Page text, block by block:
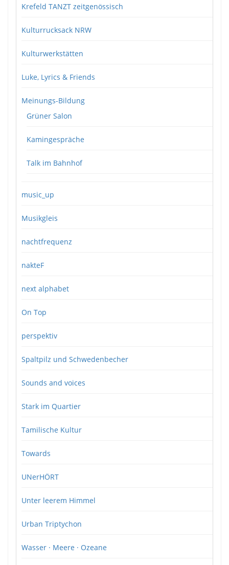
Krefeld TANZT zeitgenössisch
Kulturrucksack NRW
Kulturwerkstätten
Luke, Lyrics & Friends
Meinungs-Bildung
Grüner Salon
Kamingespräche
Talk im Bahnhof
music_up
Musikgleis
nachtfrequenz
nakteF
next alphabet
On Top
perspektiv
Spaltpilz und Schwedenbecher
Sounds and voices
Stark im Quartier
Tamilische Kultur
Towards
UNerHÖRT
Unter leerem Himmel
Urban Triptychon
Wasser · Meere · Ozeane